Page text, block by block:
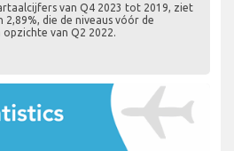
van Q4 2023 tot 2019, ziet
die de niveaus vóór de
van Q2 2022.